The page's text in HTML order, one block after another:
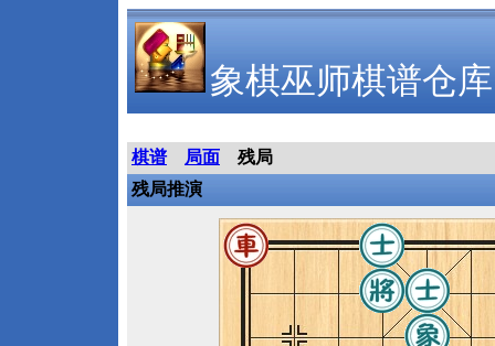
象棋巫师棋谱仓库
棋谱 局面
残局
残局推演